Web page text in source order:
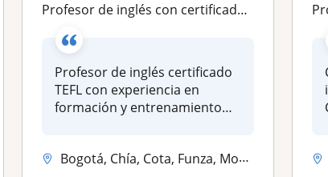
Profesor de inglés con certificado TEFL. Clases divertidas e interactivas para niños de 3 a 15 años
Profesor de inglés certificado
TEFL con experiencia en
formación y entrenamiento
Bogotá, Chía, Cota, Funza, Mosquera (Cundinamarca)